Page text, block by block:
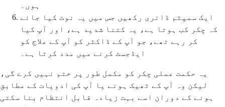
ہوں۔
ایک سمپٹم ڈائری رکھیں جس میں یہ نوٹ کیا جائے
کہ چکر کب ہوتا ہے، یہ کتنا شدید ہے، اور آپ کیا
کر رہے تھے، جو آپ کے ڈاکٹر کو آپ کے علاج کو
ایڈجسٹ کرنے میں مدد کرتا ہے۔
یہ حکمت عملی چکر کو مکمل طور پر ختم نہیں کرے گی،
لیکن وہ آپ کے ٹھیک ہونے یا آپ کی ادویات کے مطابق
ہونے کے دوران اسے بہت زیادہ قابل انتظام بنا سکتی